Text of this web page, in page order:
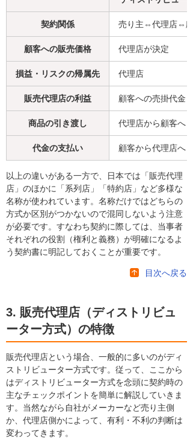
契約関係 売り主⇔代理店⇔顧
顧客への販売価格 代理店が決定
損益・リスクの帰属先 代理店
販売代理店の利益 顧客への売掛代金
商品の引き渡し 代理店から顧客へ
代金の支払い 顧客から代理店へ
以上の違いがある一方で、日本では「販売代理
店」のほかに「系列店」「特約店」など多様な
名称が使われています。名称だけではどちらの
方式か区別がつかないので混同しないよう注意
が必要です。すなわち契約に際しては、当事者
それぞれの役割（権利と義務）が明確になるよ
う契約書に明記しておくことが重要です。
目次へ戻る
3. 販売代理店（ディストリビュ
ーター方式）の特徴
販売代理店という場合、一般的に多いのがディ
ストリビューター方式です。従って、ここから
はディストリビューター方式を念頭に契約時の
主なチェックポイントを簡単に解説していきま
す。当然ながら自社がメーカーなど売り主側
か、代理店側かによって、有利・不利の判断は
変わってきます。